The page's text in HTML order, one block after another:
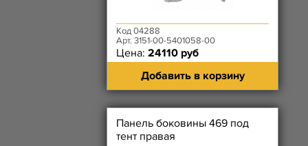
Код 04288
Арт. 3151-00-5401058-00
Цена: 24110 руб
Добавить в корзину
Панель боковины 469 под
тент правая